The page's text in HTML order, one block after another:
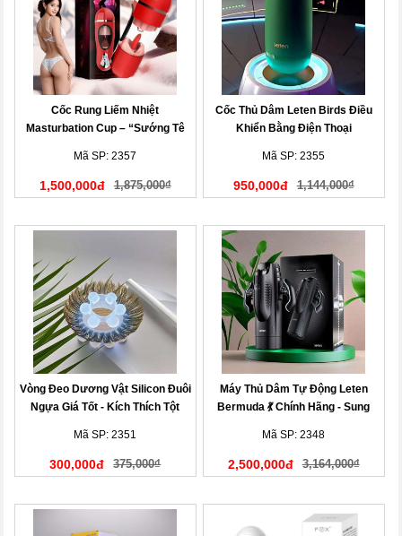
Cốc Rung Liếm Nhiệt
Masturbation Cup – “Sướng Tê
Mã SP: 2357
1,500,000đ 1,875,000₫
Cốc Thủ Dâm Leten Birds Điều
Khiển Bằng Điện Thoại
Mã SP: 2355
950,000đ 1,144,000₫
Vòng Đeo Dương Vật Silicon Đuôi
Ngựa Giá Tốt - Kích Thích Tột
Mã SP: 2351
300,000đ 375,000₫
Máy Thủ Dâm Tự Động Leten
Bermuda 💃 Chính Hãng - Sung
Mã SP: 2348
2,500,000đ 3,164,000₫